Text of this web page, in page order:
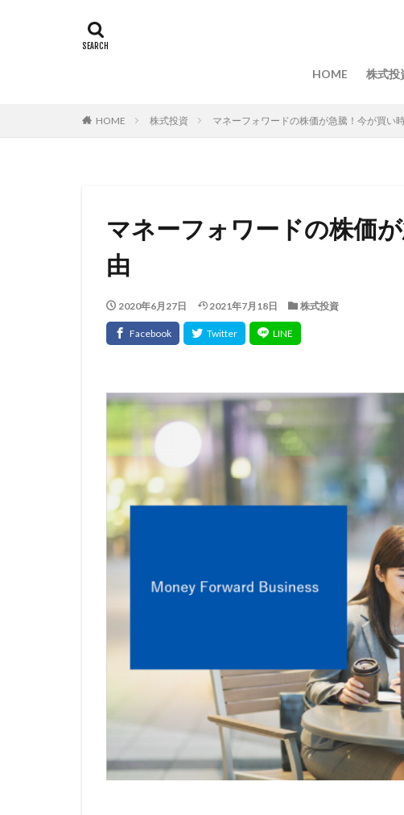
HOME 株式投
HOME 株式投資 マネーフォワードの株価が急騰！今が買い
マネーフォワードの株価
由
2020年6月27日 2021年7月18日 株式投資